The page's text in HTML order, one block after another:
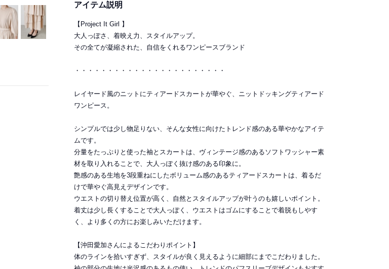
アイテム説明
【Project It Girl 】
大人っぽさ、着映え力、スタイルアップ。
その全てが凝縮された、自信をくれるワンピースブランド
・・・・・・・・・・・・・・・・・・・・・・・
レイヤード風のニットにティアードスカートが華やぐ、ニットドッキングティアード
ワンピース。
シンプルでは少し物足りない、そんな女性に向けたトレンド感のある華やかなアイテ
ムです。
分量をたっぷりと使った袖とスカートは、ヴィンテージ感のあるソフトワッシャー素
材を取り入れることで、大人っぽく抜け感のある印象に。
艶感のある生地を3段重ねにしたボリューム感のあるティアードスカートは、着るだ
けで華やぐ高見えデザインです。
ウエストの切り替え位置が高く、自然とスタイルアップが叶うのも嬉しいポイント。
着丈は少し長くすることで大人っぽく、ウエストはゴムにすることで着脱もしやす
く、より多くの方にお楽しみいただけます。
【沖田愛加さんによるこだわりポイント】
体のラインを拾いすぎず、スタイルが良く見えるように細部にまでこだわりました。